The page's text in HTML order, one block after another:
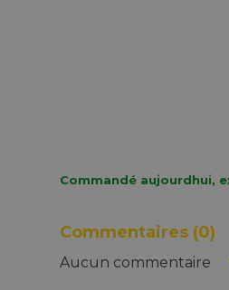
Commandé aujourdhui,
Commentaires (0)
Aucun commentaire